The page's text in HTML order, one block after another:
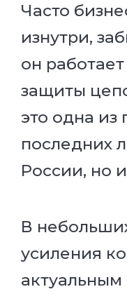
Часто
изнутри,
он
защиты
это одна из
последних
России, но
В
усиления